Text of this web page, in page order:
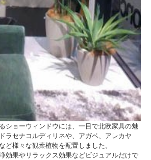
ショーウィンドウには、一目で北欧家具の魅
ラセナコルディリネや、アガベ、アレカヤ
ど様々な観葉植物を配置しました。
効果やリラックス効果などビジュアルだけで